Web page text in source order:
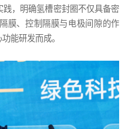
，明确氢槽密封圈不仅具备密
膜、控制隔膜与电极间隙的作
能研发而成。